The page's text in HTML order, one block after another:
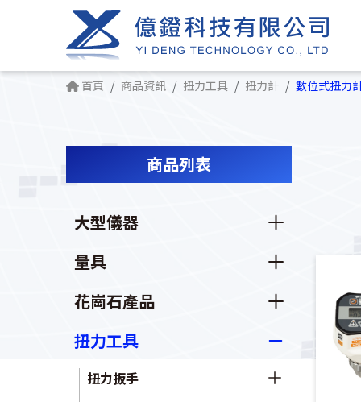
首頁 商品資訊 扭力工具 扭力計 數位式扭力
商品列表
大型儀器
量具
花崗石產品
扭力工具
扭力扳手